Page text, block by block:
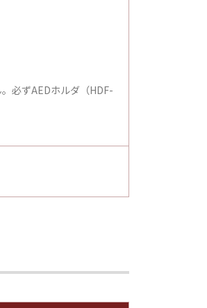
必ずAEDホルダ（HDF-